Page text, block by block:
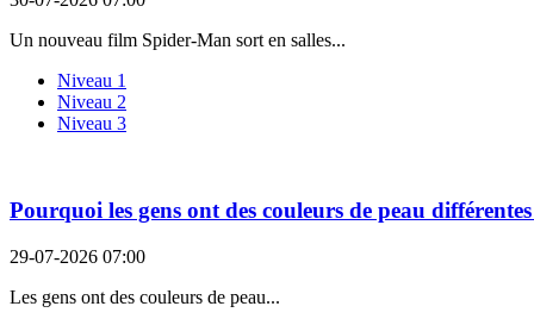
Un nouveau film Spider-Man sort en salles...
Niveau 1
Niveau 2
Niveau 3
Pourquoi les gens ont des couleurs de peau
29-07-2026 07:00
Les gens ont des couleurs de peau...